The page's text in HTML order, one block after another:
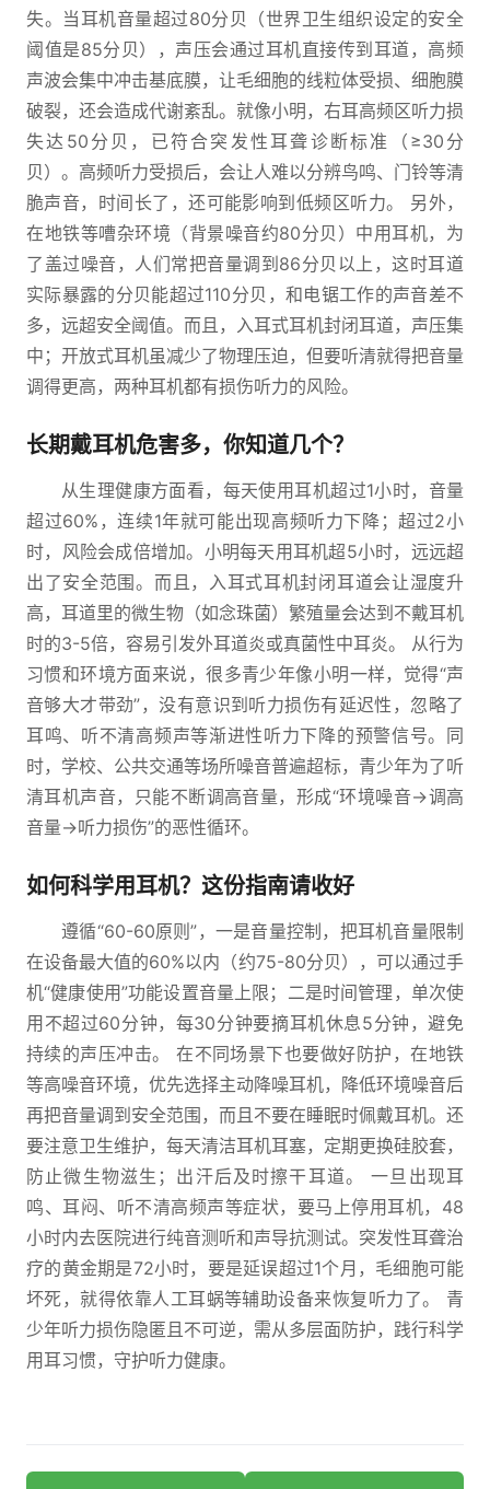
失。当耳机音量超过80分贝（世界卫生组织设定的安全
阈值是85分贝），声压会通过耳机直接传到耳道，高频
声波会集中冲击基底膜，让毛细胞的线粒体受损、细胞膜
破裂，还会造成代谢紊乱。就像小明，右耳高频区听力损
失达50分贝，已符合突发性耳聋诊断标准（≥30分
贝）。高频听力受损后，会让人难以分辨鸟鸣、门铃等清
脆声音，时间长了，还可能影响到低频区听力。 另外，
在地铁等嘈杂环境（背景噪音约80分贝）中用耳机，为
了盖过噪音，人们常把音量调到86分贝以上，这时耳道
实际暴露的分贝能超过110分贝，和电锯工作的声音差不
多，远超安全阈值。而且，入耳式耳机封闭耳道，声压集
中；开放式耳机虽减少了物理压迫，但要听清就得把音量
调得更高，两种耳机都有损伤听力的风险。
长期戴耳机危害多，你知道几个？
从生理健康方面看，每天使用耳机超过1小时，音量
超过60%，连续1年就可能出现高频听力下降；超过2小
时，风险会成倍增加。小明每天用耳机超5小时，远远超
出了安全范围。而且，入耳式耳机封闭耳道会让湿度升
高，耳道里的微生物（如念珠菌）繁殖量会达到不戴耳机
时的3-5倍，容易引发外耳道炎或真菌性中耳炎。 从行为
习惯和环境方面来说，很多青少年像小明一样，觉得“声
音够大才带劲”，没有意识到听力损伤有延迟性，忽略了
耳鸣、听不清高频声等渐进性听力下降的预警信号。同
时，学校、公共交通等场所噪音普遍超标，青少年为了听
清耳机声音，只能不断调高音量，形成“环境噪音→调高
音量→听力损伤”的恶性循环。
如何科学用耳机？这份指南请收好
遵循“60-60原则”，一是音量控制，把耳机音量限制
在设备最大值的60%以内（约75-80分贝），可以通过手
机“健康使用”功能设置音量上限；二是时间管理，单次使
用不超过60分钟，每30分钟要摘耳机休息5分钟，避免
持续的声压冲击。 在不同场景下也要做好防护，在地铁
等高噪音环境，优先选择主动降噪耳机，降低环境噪音后
再把音量调到安全范围，而且不要在睡眠时佩戴耳机。还
要注意卫生维护，每天清洁耳机耳塞，定期更换硅胶套，
防止微生物滋生；出汗后及时擦干耳道。 一旦出现耳
鸣、耳闷、听不清高频声等症状，要马上停用耳机，48
小时内去医院进行纯音测听和声导抗测试。突发性耳聋治
疗的黄金期是72小时，要是延误超过1个月，毛细胞可能
坏死，就得依靠人工耳蜗等辅助设备来恢复听力了。 青
少年听力损伤隐匿且不可逆，需从多层面防护，践行科学
用耳习惯，守护听力健康。